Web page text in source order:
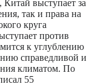
выступает за
так и права на
круга
против
к углублению
справедливой и
климатом. По
55